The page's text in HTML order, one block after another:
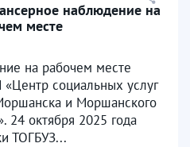
наблюдение на
месте
на рабочем месте
социальных услуг
и Моршанского
24 октября 2025 года
ТОГБУЗ...